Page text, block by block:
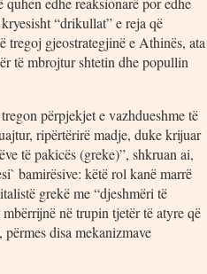
“drikullat” e reja që
tregoj gjeostrategjinë e Athinës, ata
të mbrojtur shtetin dhe popullin
përpjekjet e vazhdueshme të
ripërtërirë madje, duke krijuar
të pakicës (greke)”, shkruan ai,
bamirësive: këtë rol kanë marrë
grekë me “djeshmëri të
në trupin tjetër të atyre që
disa mekanizmave